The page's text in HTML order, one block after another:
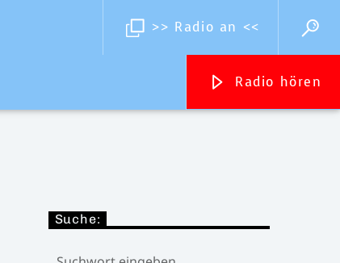
>> Radio an <<
Radio hören
Suche: